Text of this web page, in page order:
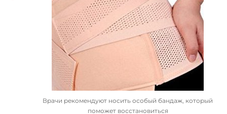
Врачи рекомендуют носить особый бандаж, который
поможет восстановиться